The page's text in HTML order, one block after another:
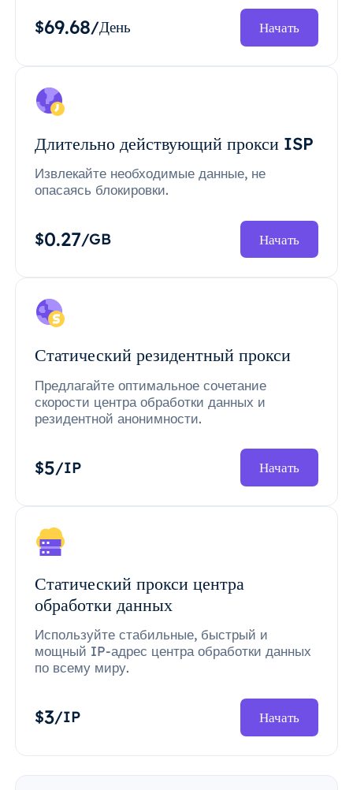
$69.68/День Начать
Длительно действующий прокси ISP
Извлекайте необходимые данные, не
опасаясь блокировки.
$0.27/GB Начать
Статический резидентный прокси
Предлагайте оптимальное сочетание
скорости центра обработки данных и
резидентной анонимности.
$5/IP Начать
Статический прокси центра
обработки данных
Используйте стабильные, быстрый и
мощный IP-адрес центра обработки данных
по всему миру.
$3/IP Начать